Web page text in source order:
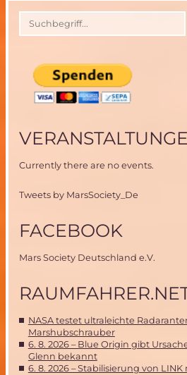
Currently there are no events.
Tweets by MarsSociety_De
FACEBOOK
Mars Society Deutschland e.V.
NASA testet ultraleichte
Marshubschrauber
6. 8. 2026 – Blue Origin gibt
Glenn bekannt
6. 8. 2026 – Stabilisierung von